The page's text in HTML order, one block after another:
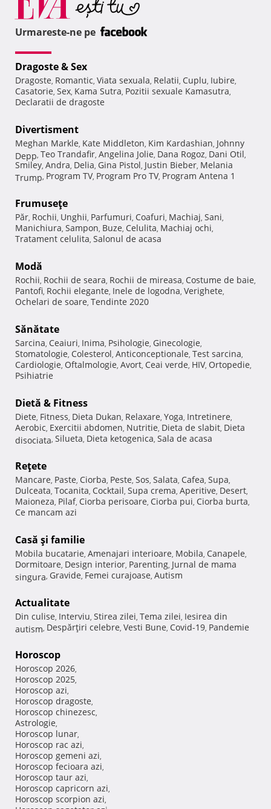
Urmareste-ne pe
Dragoste & Sex
Dragoste, Romantic, Viata sexuala, Relatii, Cuplu, Iubire,
Casatorie, Sex, Kama Sutra, Pozitii sexuale Kamasutra,
Declaratii de dragoste
Divertisment
Meghan Markle, Kate Middleton, Kim Kardashian, Johnny
Depp, Teo Trandafir, Angelina Jolie, Dana Rogoz, Dani Otil,
Smiley, Andra, Delia, Gina Pistol, Justin Bieber, Melania
Trump, Program TV, Program Pro TV, Program Antena 1
Frumuseţe
Păr, Rochii, Unghii, Parfumuri, Coafuri, Machiaj, Sani,
Manichiura, Sampon, Buze, Celulita, Machiaj ochi,
Tratament celulita, Salonul de acasa
Modă
Rochii, Rochii de seara, Rochii de mireasa, Costume de baie,
Pantofi, Rochii elegante, Inele de logodna, Verighete,
Ochelari de soare, Tendinte 2020
Sănătate
Sarcina, Ceaiuri, Inima, Psihologie, Ginecologie,
Stomatologie, Colesterol, Anticonceptionale, Test sarcina,
Cardiologie, Oftalmologie, Avort, Ceai verde, HIV, Ortopedie,
Psihiatrie
Dietă & Fitness
Diete, Fitness, Dieta Dukan, Relaxare, Yoga, Intretinere,
Aerobic, Exercitii abdomen, Nutritie, Dieta de slabit, Dieta
disociata, Silueta, Dieta ketogenica, Sala de acasa
Reţete
Mancare, Paste, Ciorba, Peste, Sos, Salata, Cafea, Supa,
Dulceata, Tocanita, Cocktail, Supa crema, Aperitive, Desert,
Maioneza, Pilaf, Ciorba perisoare, Ciorba pui, Ciorba burta,
Ce mancam azi
Casă şi familie
Mobila bucatarie, Amenajari interioare, Mobila, Canapele,
Dormitoare, Design interior, Parenting, Jurnal de mama
singura, Gravide, Femei curajoase, Autism
Actualitate
Din culise, Interviu, Stirea zilei, Tema zilei, Iesirea din
autism, Despărţiri celebre, Vesti Bune, Covid-19, Pandemie
Horoscop
Horoscop 2026,
Horoscop 2025,
Horoscop azi,
Horoscop dragoste,
Horoscop chinezesc,
Astrologie,
Horoscop lunar,
Horoscop rac azi,
Horoscop gemeni azi,
Horoscop fecioara azi,
Horoscop taur azi,
Horoscop capricorn azi,
Horoscop scorpion azi,